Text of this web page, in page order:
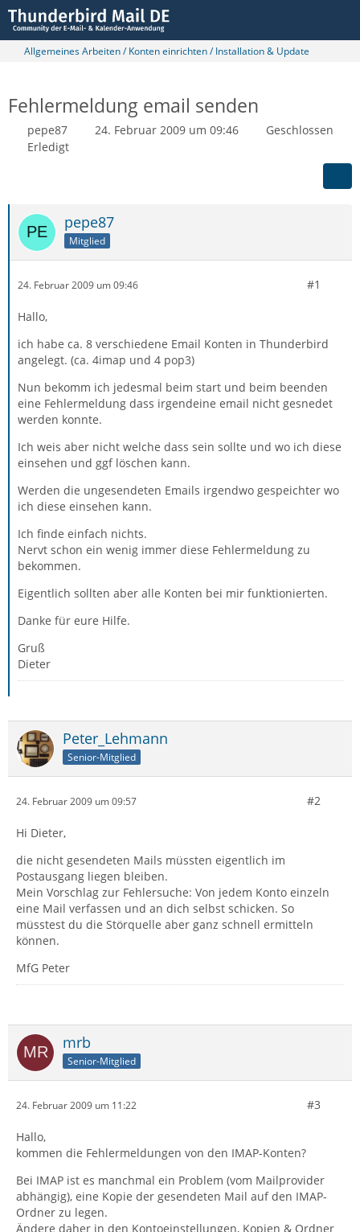
Allgemeines Arbeiten / Konten einrichten / Installation & Update
Fehlermeldung email senden
pepe87 24. Februar 2009 um 09:46
Geschlossen
Erledigt
pepe87
Mitglied
24. Februar 2009 um 09:46 #1
Hallo,
ich habe ca. 8 verschiedene Email Konten in Thunderbird
angelegt. (ca. 4imap und 4 pop3)
Nun bekomm ich jedesmal beim start und beim beenden
eine Fehlermeldung dass irgendeine email nicht gesnedet
werden konnte.
Ich weis aber nicht welche dass sein sollte und wo ich diese
einsehen und ggf löschen kann.
Werden die ungesendeten Emails irgendwo gespeichter wo
ich diese einsehen kann.
Ich finde einfach nichts.
Nervt schon ein wenig immer diese Fehlermeldung zu
bekommen.
Eigentlich sollten aber alle Konten bei mir funktionierten.
Danke für eure Hilfe.
Gruß
Dieter
Peter_Lehmann
Senior-Mitglied
24. Februar 2009 um 09:57 #2
Hi Dieter,
die nicht gesendeten Mails müssten eigentlich im
Postausgang liegen bleiben.
Mein Vorschlag zur Fehlersuche: Von jedem Konto einzeln
eine Mail verfassen und an dich selbst schicken. So
müsstest du die Störquelle aber ganz schnell ermitteln
können.
MfG Peter
mrb
Senior-Mitglied
24. Februar 2009 um 11:22 #3
Hallo,
kommen die Fehlermeldungen von den IMAP-Konten?
Bei IMAP ist es manchmal ein Problem (vom Mailprovider
abhängig), eine Kopie der gesendeten Mail auf den IMAP-
Ordner zu legen.
Ändere daher in den Kontoeinstellungen, Kopien & Ordner